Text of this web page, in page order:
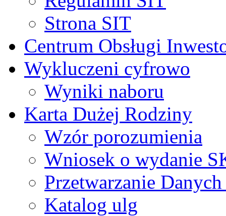
Strona SIT
Centrum Obsługi
Wykluczeni cyfrowo
Wyniki naboru
Karta Dużej Rodziny
Wzór porozumienia
Wniosek o wydanie
Przetwarzanie
Katalog ulg